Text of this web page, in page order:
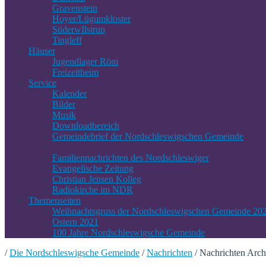
Gravenstein
Hoyer/Lügumkloster
SüderwIlstrup
Tingleff
Häuser
Jugendlager Röm
Freizeitheim
Service
Kalender
Bilder
Musik
Downloadbereich
Gemeindebrief der Nordschleswigschen Gemeinde
Familiennachrichten des Nordschleswiger
Evangelische Zeitung
Christian Jensen Kolleg
Radiokirche im NDR
Themenseiten
Weihnachtsgruss der Nordschleswigschen Gemeinde
Ostern 2021
100 Jahre Nordschleswigsche Gemeinde
/ Die Nordschleswigsche Gemeinde / Nachrichten /Nachrichten